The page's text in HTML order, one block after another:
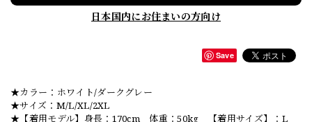
日本国内にお住まいの方向け
Save
★カラー：ホワイト/ダークグレー
★サイズ：M/L/XL/2XL
★【着用モデル】身長：170cm 体重：50kg 【着用サイズ】：L